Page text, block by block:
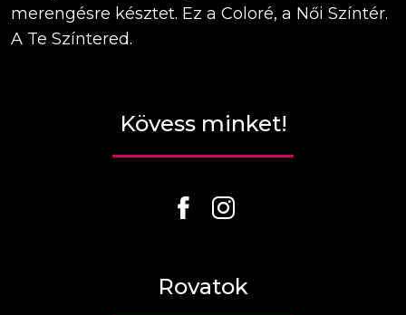
merengésre késztet. Ez a Coloré, a Női Színtér.
A Te Színtered.
Kövess minket!
Rovatok